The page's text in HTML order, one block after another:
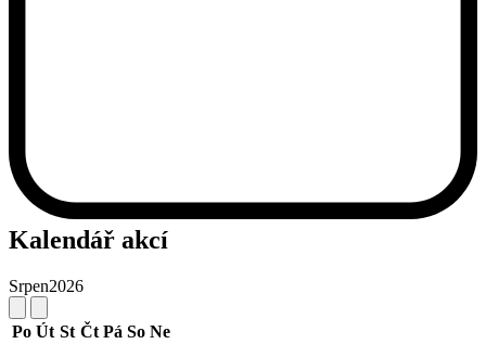
Kalendář akcí
Srpen2026
Po Út St Čt Pá So Ne